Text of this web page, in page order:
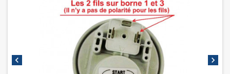
chevron_left chevron_right